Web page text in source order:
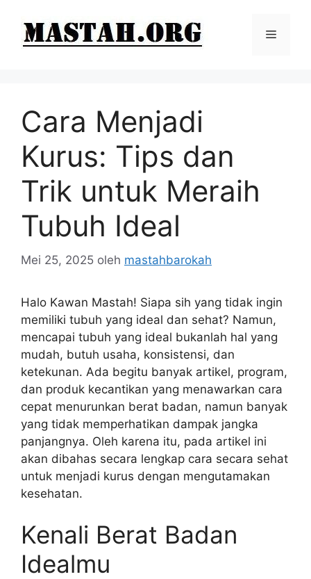
Menu
Cara Menjadi
Kurus: Tips dan
Trik untuk Meraih
Tubuh Ideal
Mei 25, 2025 oleh mastahbarokah
Halo Kawan Mastah! Siapa sih yang tidak ingin
memiliki tubuh yang ideal dan sehat? Namun,
mencapai tubuh yang ideal bukanlah hal yang
mudah, butuh usaha, konsistensi, dan
ketekunan. Ada begitu banyak artikel, program,
dan produk kecantikan yang menawarkan cara
cepat menurunkan berat badan, namun banyak
yang tidak memperhatikan dampak jangka
panjangnya. Oleh karena itu, pada artikel ini
akan dibahas secara lengkap cara secara sehat
untuk menjadi kurus dengan mengutamakan
kesehatan.
Kenali Berat Badan
Idealmu